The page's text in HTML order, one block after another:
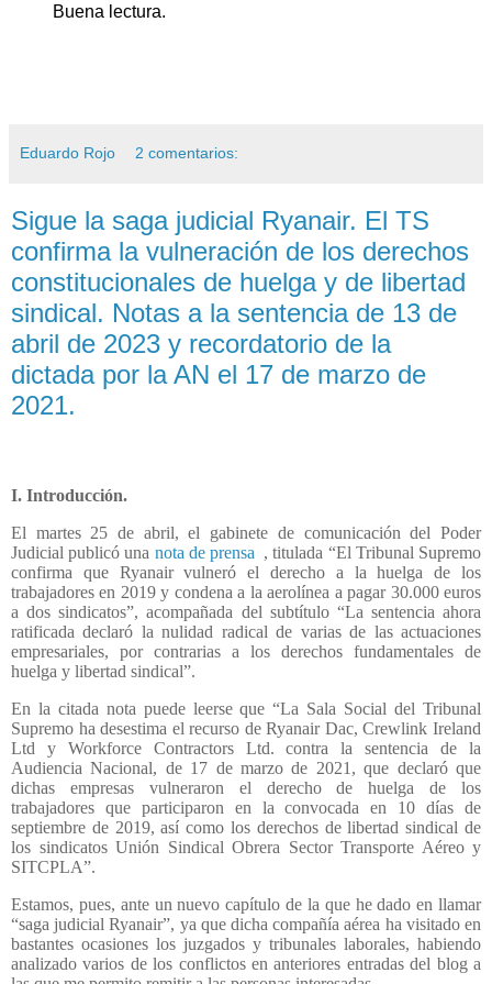
Buena lectura.
Eduardo Rojo 2 comentarios:
Sigue la saga judicial Ryanair. El TS
confirma la vulneración de los derechos
constitucionales de huelga y de libertad
sindical. Notas a la sentencia de 13 de
abril de 2023 y recordatorio de la
dictada por la AN el 17 de marzo de
2021.
I. Introducción.
El martes 25 de abril, el gabinete de comunicación del Poder
Judicial publicó una nota de prensa , titulada “El Tribunal Supremo
confirma que Ryanair vulneró el derecho a la huelga de los
trabajadores en 2019 y condena a la aerolínea a pagar 30.000 euros
a dos sindicatos”, acompañada del subtítulo “La sentencia ahora
ratificada declaró la nulidad radical de varias de las actuaciones
empresariales, por contrarias a los derechos fundamentales de
huelga y libertad sindical”.
En la citada nota puede leerse que “La Sala Social del Tribunal
Supremo ha desestima el recurso de Ryanair Dac, Crewlink Ireland
Ltd y Workforce Contractors Ltd. contra la sentencia de la
Audiencia Nacional, de 17 de marzo de 2021, que declaró que
dichas empresas vulneraron el derecho de huelga de los
trabajadores que participaron en la convocada en 10 días de
septiembre de 2019, así como los derechos de libertad sindical de
los sindicatos Unión Sindical Obrera Sector Transporte Aéreo y
SITCPLA”.
Estamos, pues, ante un nuevo capítulo de la que he dado en llamar
“saga judicial Ryanair”, ya que dicha compañía aérea ha visitado en
bastantes ocasiones los juzgados y tribunales laborales, habiendo
analizado varios de los conflictos en anteriores entradas del blog a